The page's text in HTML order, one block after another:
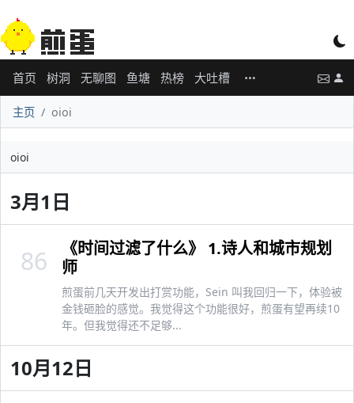
首页 树洞 无聊图 鱼塘 热榜 大吐槽
主页 oioi
oioi
3月1日
《时间过滤了什么》 1.诗人和城市规划
师
煎蛋前几天开发出打赏功能，Sein 叫我回归一下，体验被
金钱砸脸的感觉。我觉得这个功能很好，煎蛋有望再续10
年。但我觉得还不足够...
86
10月12日